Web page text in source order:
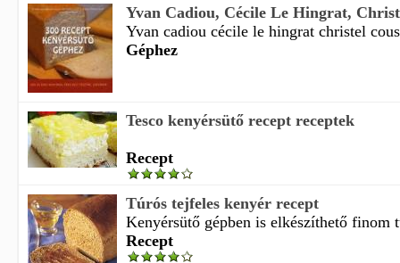
Yvan Cadiou, Cécile Le Hingrat,
Yvan cadiou cécile le hingrat christel
Géphez
Tesco kenyérsütő recept receptek
Recept
Túrós tejfeles kenyér recept
Kenyérsütő gépben is elkészíthető finom
Recept